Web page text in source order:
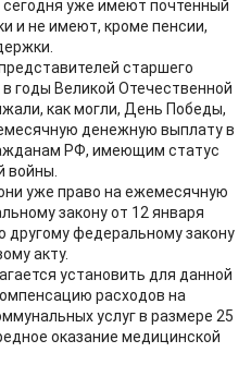
уже имеют почтенный
и не имеют, кроме пенсии,
старшего
годы Великой Отечественной
как могли, День Победы,
денежную выплату в
РФ, имеющим статус
войны.
уже право на ежемесячную
закону от 12 января
другому федеральному закону
акту.
установить для данной
расходов на
услуг в размере 25
оказание медицинской